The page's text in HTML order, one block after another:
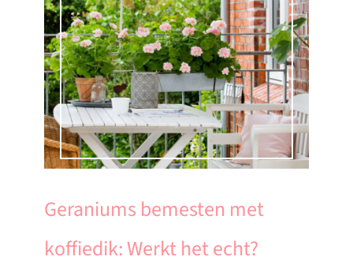
Geraniums bemesten met
koffiedik: Werkt het echt?